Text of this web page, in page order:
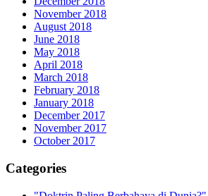
November 2018
August 2018
June 2018
May 2018
April 2018
March 2018
February 2018
January 2018
December 2017
November 2017
October 2017
Categories